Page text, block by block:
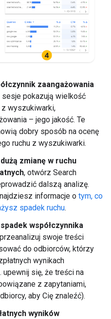
zaangażowania
sesje pokazują wielkość
wyszukiwarki,
– jego jakość. Te
dobry sposób na ocenę
ruchu z wyszukiwarki.
zmianę w ruchu
, otwórz Search
dalszą analizę.
informacje o tym, co
spadek ruchu.
współczynnika
swoje treści
do odbiorców, którzy
wynikach
upewnij się, że treści na
z zapytaniami,
aby Cię znaleźć).
wyników